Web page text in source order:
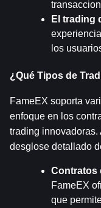
El trading
los
¿Qué Tipos de
FameEX soporta
enfoque en los
trading innovadoras.
desglose detallado
Contratos
FameEX
que